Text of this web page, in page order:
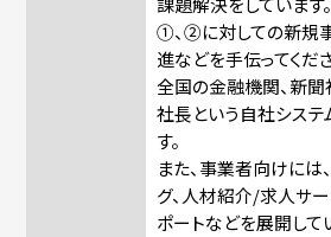
①、②に対しての新規
進などを手伝ってくだ
全国の金融機関、新
社長という自社システ
す。
また、事業者向けには
グ、人材紹介/求人サ
ポートなどを展開して